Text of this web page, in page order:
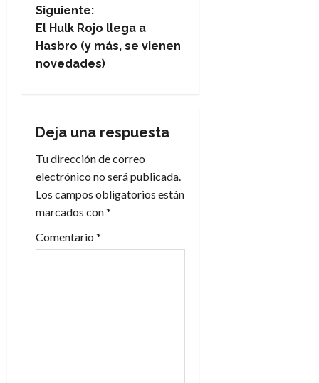
e
g
a
i
ó
n
d
e
Siguiente:
El Hulk Rojo llega a
Hasbro (y más, se vienen
novedades)
Deja una respuesta
Tu dirección de correo
electrónico no será publicada.
Los campos obligatorios están
marcados con*
Comentario *